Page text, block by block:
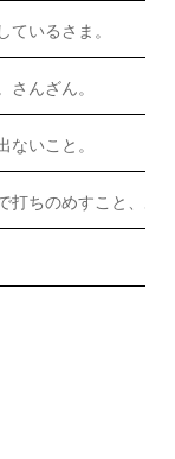
ているさま。
さんざん。
ないこと。
打ちのめすこと、あ